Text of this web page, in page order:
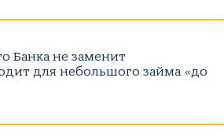
Банка не заменит
для небольшого займа «до